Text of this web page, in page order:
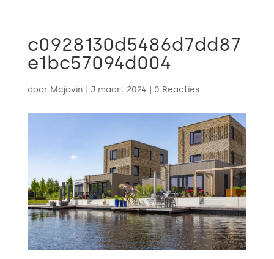
c0928130d5486d7dd87
e1bc57094d004
door Mcjovin J maart 2024 0 Reacties